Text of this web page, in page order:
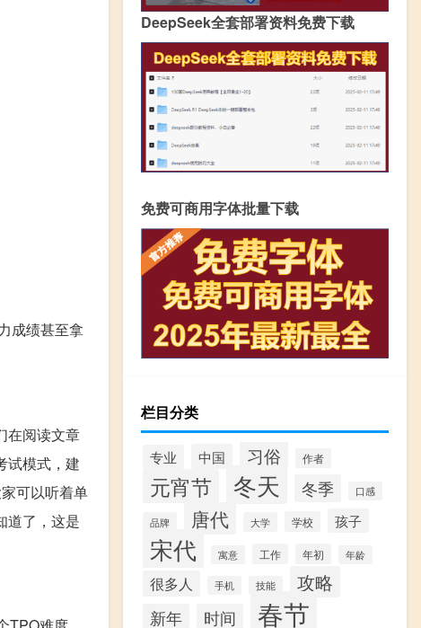
成绩甚至拿
在阅读文章
试模式，建
可以听着单
道了，这是
DeepSeek全套部署资料免费下载
免费可商用字体批量下载
栏目分类
专业 中国 习俗 作者
元宵节 冬天 冬季 口感
品牌 唐代 大学 学校 孩子
宋代 寓意 工作 年初 年龄
很多人 手机 技能 攻略
新年 时间 春节